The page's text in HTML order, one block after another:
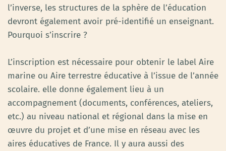
l’inverse, les structures de la sphère de l’éducation
devront également avoir pré-identifié un enseignant.
Pourquoi s’inscrire ?
L’inscription est nécessaire pour obtenir le label Aire
marine ou Aire terrestre éducative à l’issue de l’année
scolaire. elle donne également lieu à un
accompagnement (documents, conférences, ateliers,
etc.) au niveau national et régional dans la mise en
œuvre du projet et d’une mise en réseau avec les
aires éducatives de France. Il y aura aussi des